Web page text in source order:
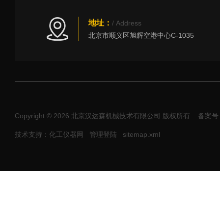
地址： / Address
北京市顺义区旭辉空港中心C-1035
Copyright © 2026 北京汉达森机械技术有限公司 版权所有 备案
技术支持：化工仪器网 管理登陆 sitemap.xml